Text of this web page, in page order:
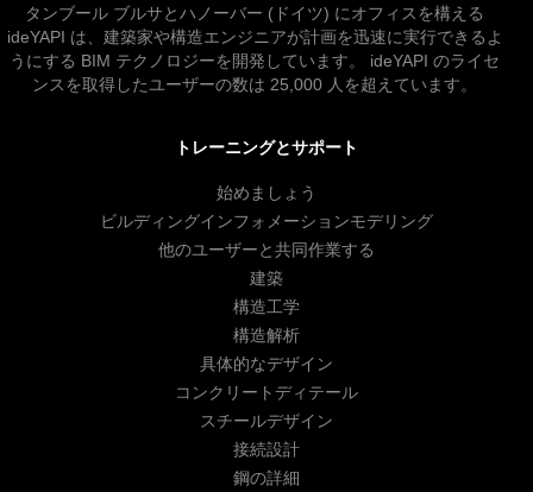
タンブール ブルサとハノーバー (ドイツ) にオフィスを構える
ideYAPI は、建築家や構造エンジニアが計画を迅速に実行できるよ
うにする BIM テクノロジーを開発しています。 ideYAPI のライセ
ンスを取得したユーザーの数は 25,000 人を超えています。
トレーニングとサポート
始めましょう
ビルディングインフォメーションモデリング
他のユーザーと共同作業する
建築
構造工学
構造解析
具体的なデザイン
コンクリートディテール
スチールデザイン
接続設計
鋼の詳細